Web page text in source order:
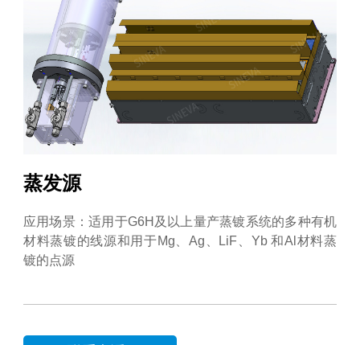
蒸发源
应用场景：适用于G6H及以上量产蒸镀系统的多种有机
材料蒸镀的线源和用于Mg、Ag、LiF、Yb 和Al材料蒸
镀的点源